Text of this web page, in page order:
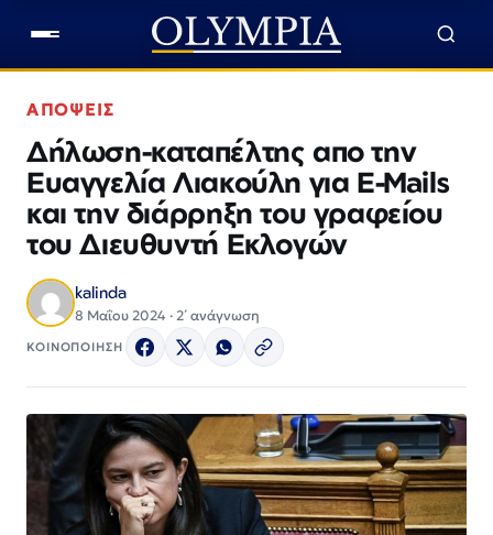
ΑΠΟΨΕΙΣ
Δήλωση-καταπέλτης απο την
Ευαγγελία Λιακούλη για E-Mails
και την διάρρηξη του γραφείου
του Διευθυντή Εκλογών
kalinda
8 Μαΐου 2024 · 2΄ ανάγνωση
ΚΟΙΝΟΠΟΙΗΣΗ